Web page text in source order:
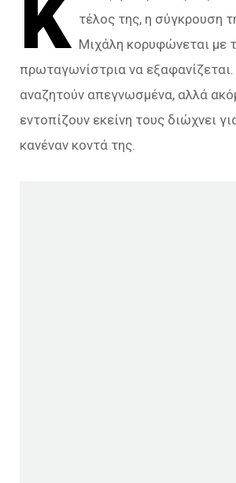
Κ τέλος της, η σύγκρουση
Μιχάλη κορυφώνεται με
πρωταγωνίστρια να εξαφανίζεται.
αναζητούν απεγνωσμένα, αλλά
εντοπίζουν εκείνη τους διώχνει
κανέναν κοντά της.